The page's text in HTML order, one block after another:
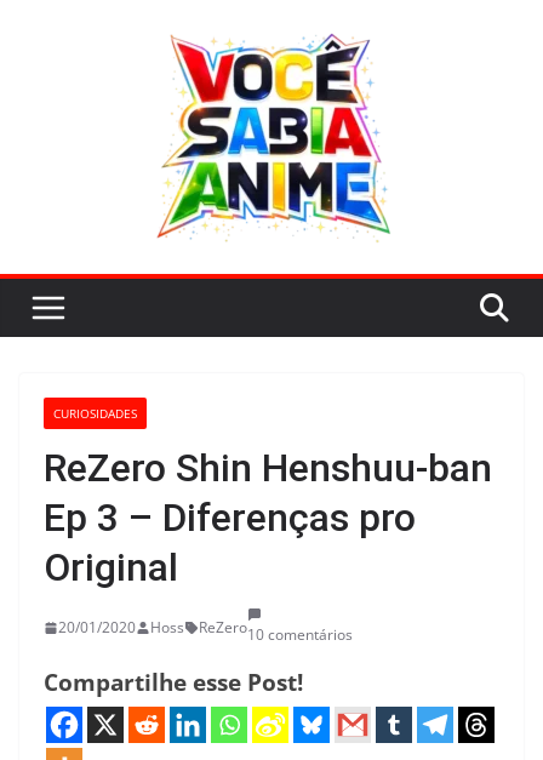
CURIOSIDADES
ReZero Shin Henshuu-ban
Ep 3 – Diferenças pro
Original
20/01/2020 Hoss ReZero10 comentários
Compartilhe esse Post!